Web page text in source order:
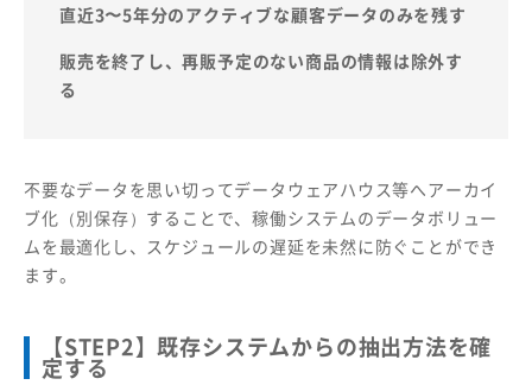
直近3〜5年分のアクティブな顧客データのみを残す
販売を終了し、再販予定のない商品の情報は除外す
る
不要なデータを思い切ってデータウェアハウス等へアーカイ
ブ化（別保存）することで、稼働システムのデータボリュー
ムを最適化し、スケジュールの遅延を未然に防ぐことができ
ます。
【STEP2】既存システムからの抽出方法を確
定する